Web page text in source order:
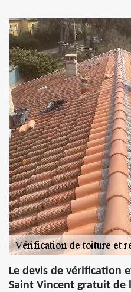
Le devis de vérification
Saint Vincent gratuit de